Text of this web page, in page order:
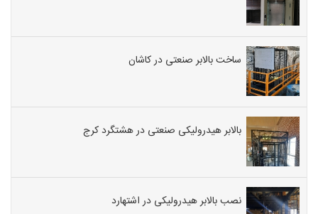
ساخت بالابر صنعتی در کاشان
بالابر هیدرولیکی صنعتی در هشتگرد کرج
نصب بالابر هیدرولیکی در اشتهارد